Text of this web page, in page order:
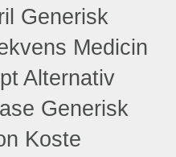
Generisk
Medicin
Alternativ
Generisk
Koste